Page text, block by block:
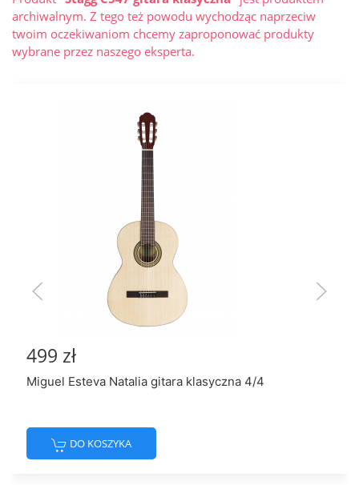
archiwalnym. Z tego też powodu wychodząc naprzeciw
twoim oczekiwaniom chcemy zaproponować produkty
wybrane przez naszego eksperta.
499 zł
Miguel Esteva Natalia gitara klasyczna 4/4
DO KOSZYKA